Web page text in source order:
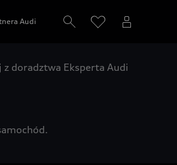
Audi
doradztwa Eksperta Audi